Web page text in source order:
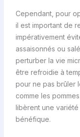
Cependant, pour
il est important de
impérativement
assaisonnés ou
perturber la vie
être refroidie à
pour ne pas brûler
comme les
libèrent une
bénéfique.